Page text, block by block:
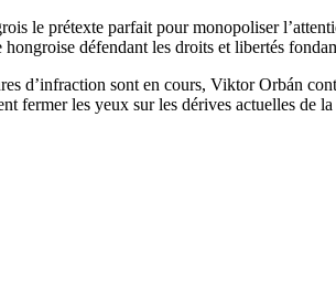
le prétexte parfait pour monopoliser
défendant les droits et libertés
d’infraction sont en cours, Viktor Orbán
fermer les yeux sur les dérives actuelles de